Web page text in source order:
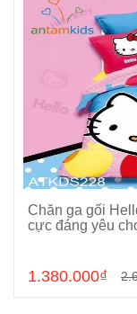
Chăn ga gối
cực đáng yêu
1.380.000₫